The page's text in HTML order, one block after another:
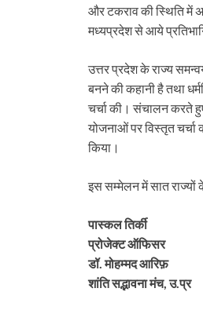
और टकराव की स्थिति में
मध्यप्रदेश से आये
उत्तर प्रदेश के राज्य
बनने की कहानी है तथा
चर्चा की। संचालन करते
योजनाओं पर विस्तृत चर्चा
किया।
इस सम्मेलन में सात राज्यों
पास्कल तिर्की
प्रोजेक्ट ऑफिसर
डॉ. मोहम्मद आरिफ़
शांति सद्भावना मंच, उ.प्र